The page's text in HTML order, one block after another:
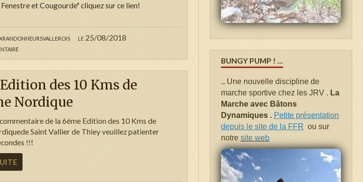
le 25/08/2018
et Cougourde" cliquez sur ce lien!
des 10 Kms de
Nordique
de la 6éme Edition des 10 Kms de
Saint Vallier de Thiey veuillez patienter
!!!
BUNGY PUMP ! ...
... Une nouvelle discipline de
marche sportive chez les JRV . La
Marche avec Bâtons
Dynamiques . Petite présentation
depuis le site de la FFR ou sur
notre site web